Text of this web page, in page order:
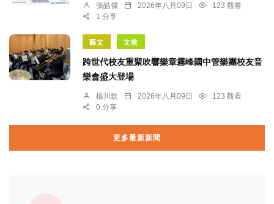
張皓傑 2026年八月09日
123 觀看
1 分享
藝文 文教
跨世代校友重聚吹響樂章霧峰國中管樂團校友音
樂會盛大登場
楊川欽 2026年八月09日
123 觀看
0 分享
更多最新新聞